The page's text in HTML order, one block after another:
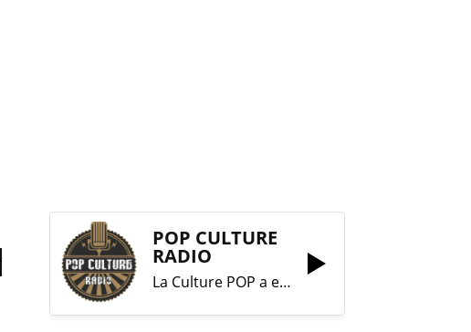
POP CULTURE
RADIO
La Culture POP a enfin trouvé sa RADIO !